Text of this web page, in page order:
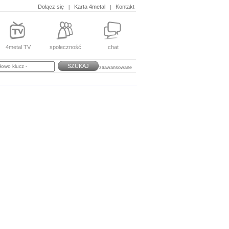
Dołącz się Karta 4metal Kontakt
4metal TV społeczność chat
SZUKAJ zaawansowane